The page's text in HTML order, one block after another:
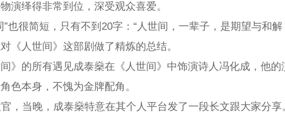
演绎得非常到位，深受观众喜爱。
”也很简短，只有不到20字：“人世间，一辈子，是期望与和
《人世间》这部剧做了精炼的总结。
》的所有遇见成泰燊在《人世间》中饰演诗人冯化成，他
色本身，不愧为金牌配角。
官，当晚，成泰燊特意在其个人平台发了一段长文跟大家分享